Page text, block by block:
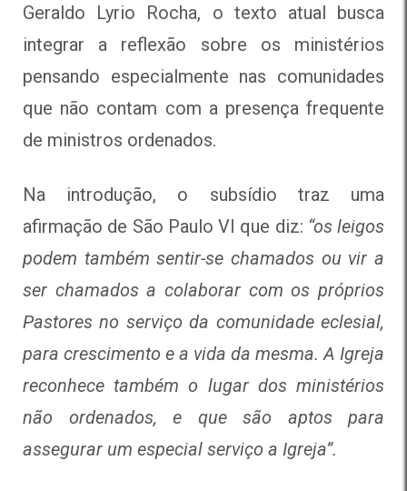
Geraldo Lyrio Rocha, o texto atual busca
integrar a reflexão sobre os ministérios
pensando especialmente nas comunidades
que não contam com a presença frequente
de ministros ordenados.
Na introdução, o subsídio traz uma
afirmação de São Paulo VI que diz: “os leigos
podem também sentir-se chamados ou vir a
ser chamados a colaborar com os próprios
Pastores no serviço da comunidade eclesial,
para crescimento e a vida da mesma. A Igreja
reconhece também o lugar dos ministérios
não ordenados, e que são aptos para
assegurar um especial serviço a Igreja”.